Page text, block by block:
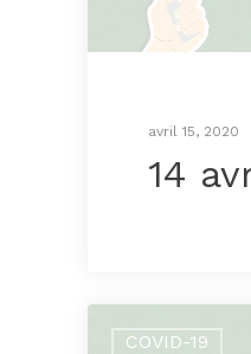
avril 15, 2020
14
COVID-19